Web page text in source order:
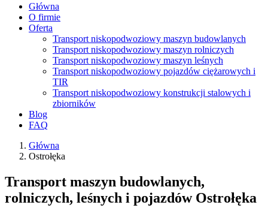
Główna
O firmie
Oferta
Transport niskopodwoziowy maszyn budowlanych
Transport niskopodwoziowy maszyn rolniczych
Transport niskopodwoziowy maszyn leśnych
Transport niskopodwoziowy pojazdów ciężarowych i
TIR
Transport niskopodwoziowy konstrukcji stalowych i
zbiorników
Blog
FAQ
Główna
Ostrołęka
Transport maszyn budowlanych,
rolniczych, leśnych i pojazdów Ostrołęka